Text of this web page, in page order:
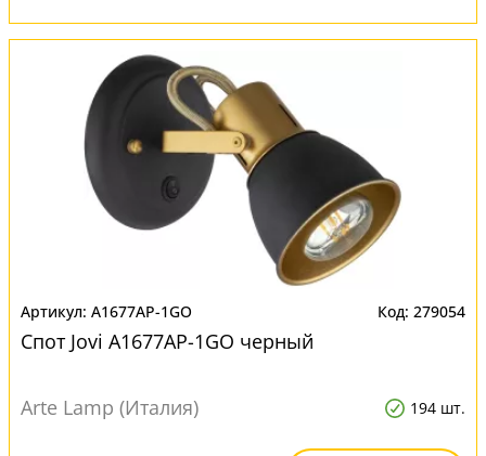
A1677AP-1GO 279054
Спот Jovi A1677AP-1GO черный
Arte Lamp (Италия) 194 шт.